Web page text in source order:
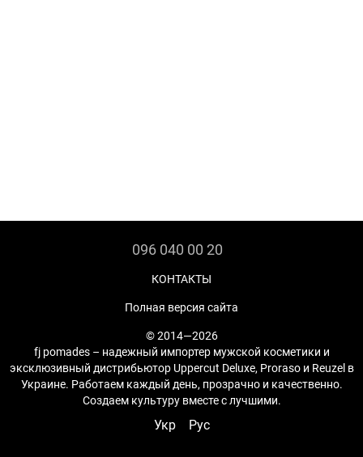
096 040 00 20
КОНТАКТЫ
Полная версия сайта
© 2014—2026
fj pomades – надежный импортер мужской косметики и
эксклюзивный дистрибьютор Uppercut Deluxe, Proraso и Reuzel в
Украине. Работаем каждый день, прозрачно и качественно.
Создаем культуру вместе с лучшими.
Укр Рус